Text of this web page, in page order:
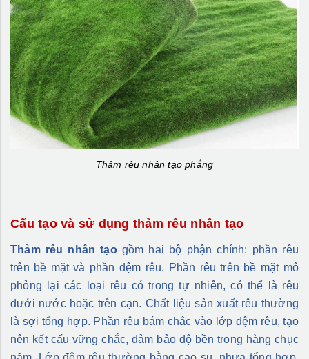
Thảm rêu nhân tạo phẳng
Cấu tạo và sử dụng thảm rêu nhân tạo
Thảm rêu nhân tạo gồm hai bộ phận chính: phần rêu
trên bề mặt và phần đệm rêu. Phần rêu trên bề mặt mô
phỏng lại các loại rêu có trong tự nhiên, có thể là rêu
dưới nước hoặc trên cạn. Chất liệu sản xuất rêu thường
là sợi tổng hợp. Phần rêu bám chắc vào lớp đệm rêu, tạo
nên kết cấu vững chắc, đảm bảo độ bền trong hàng chục